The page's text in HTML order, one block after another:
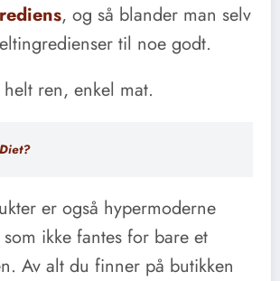
, og så blander man selv
til noe godt.
ren, enkel mat.
er også hypermoderne
ikke fantes for bare et
Av alt du finner på butikken